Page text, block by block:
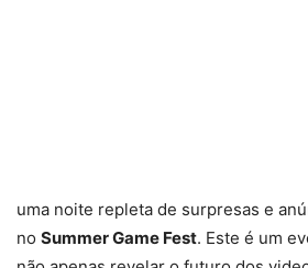
uma noite repleta de surpresas e
no Summer Game Fest. Este é um